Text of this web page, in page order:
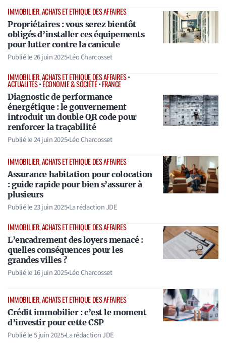
IMMOBILIER, ACHATS ET ETHIQUE DES AFFAIRES
Propriétaires : vous serez bientôt
obligés d’installer ces équipements
pour lutter contre la canicule
Publié le26 juin 2025•Léo Charcosset
IMMOBILIER, ACHATS ET ETHIQUE DES AFFAIRES•
ACTUALITÉS•ÉCONOMIE & SOCIÉTÉ•FRANCE
Diagnostic de performance
énergétique : le gouvernement
introduit un double QR code pour
renforcer la traçabilité
Publié le24 juin 2025•Léo Charcosset
IMMOBILIER, ACHATS ET ETHIQUE DES AFFAIRES
Assurance habitation pour colocation
: guide rapide pour bien s’assurer à
plusieurs
Publié le23 juin 2025•La rédaction JDE
IMMOBILIER, ACHATS ET ETHIQUE DES AFFAIRES
L’encadrement des loyers menacé :
quelles conséquences pour les
grandes villes ?
Publié le16 juin 2025•Léo Charcosset
IMMOBILIER, ACHATS ET ETHIQUE DES AFFAIRES
Crédit immobilier : c’est le moment
d’investir pour cette CSP
Publié le5 juin 2025•La rédaction JDE